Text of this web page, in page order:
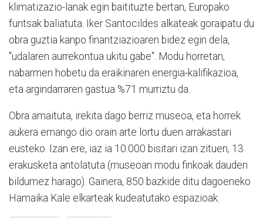
klimatizazio-lanak egin baitituzte bertan, Europako
funtsak baliatuta. Iker Santocildes alkateak goraipatu du
obra guztia kanpo finantziazioaren bidez egin dela,
"udalaren aurrekontua ukitu gabe". Modu horretan,
nabarmen hobetu da eraikinaren energia-kalifikazioa,
eta argindarraren gastua %71 murriztu da.
Obra amaituta, irekita dago berriz museoa, eta horrek
aukera emango dio orain arte lortu duen arrakastari
eusteko. Izan ere, iaz ia 10.000 bisitari izan zituen, 13
erakusketa antolatuta (museoan modu finkoak dauden
bildumez harago). Gainera, 850 bazkide ditu dagoeneko
Hamaika Kale elkarteak kudeatutako espazioak.